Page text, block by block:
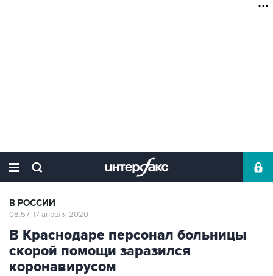
В РОССИИ
08:57, 17 апреля 2020
В Краснодаре персонал больницы
скорой помощи заразился
коронавирусом